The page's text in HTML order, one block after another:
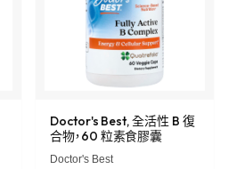
Doctor's Best, 全活性 B 復
合物，60 粒素食膠囊
Doctor's Best